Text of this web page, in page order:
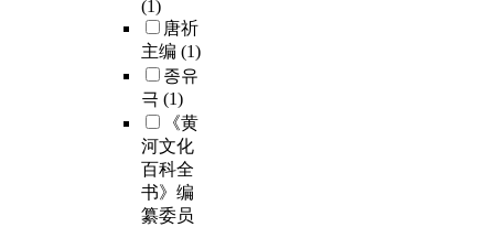
(1)
唐祈
主编 (1)
종유
극 (1)
《黄
河文化
百科全
书》编
纂委员